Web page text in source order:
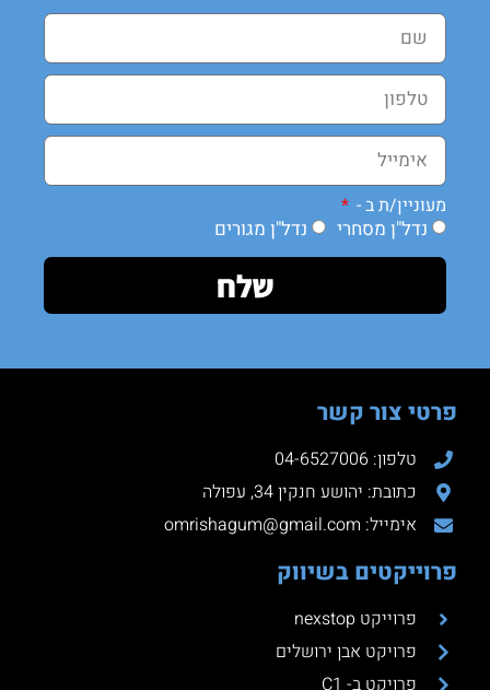
מעוניין/ת ב -
נדל"ן מסחרי נדל"ן מגורים
שלח
פרטי צור קשר
טלפון: 04-6527006
כתובת: יהושע חנקין 34, עפולה
אימייל: omrishagum@gmail.com
פרוייקטים בשיווק
פרוייקט nexstop
פרויקט אבן ירושלים
פרויקט ב- C1